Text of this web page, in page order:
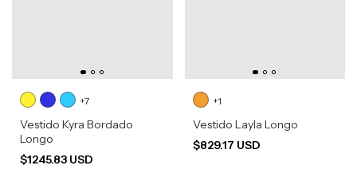
+7
Vestido Kyra Bordado
Longo
$1245.83 USD
+1
Vestido Layla Longo
$829.17 USD